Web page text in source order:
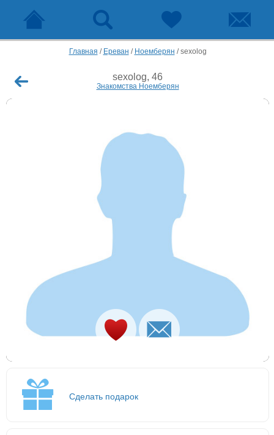
Главная / Ереван / Ноемберян /sexolog
sexolog, 46
Знакомства Ноемберян
Сделать подарок